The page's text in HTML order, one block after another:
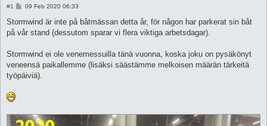
#1
P
s
09 Feb 2020 06:33
Stormwind är inte på båtmässan detta år, för någon har parkerat sin båt
på vår stand (dessutom sparar vi flera viktiga arbetsdagar).
Stormwind ei ole venemessuilla tänä vuonna, koska joku on pysäkönyt
veneensä paikallemme (lisäksi säästämme melkoisen määrän tärkeitä
työpäiviä).